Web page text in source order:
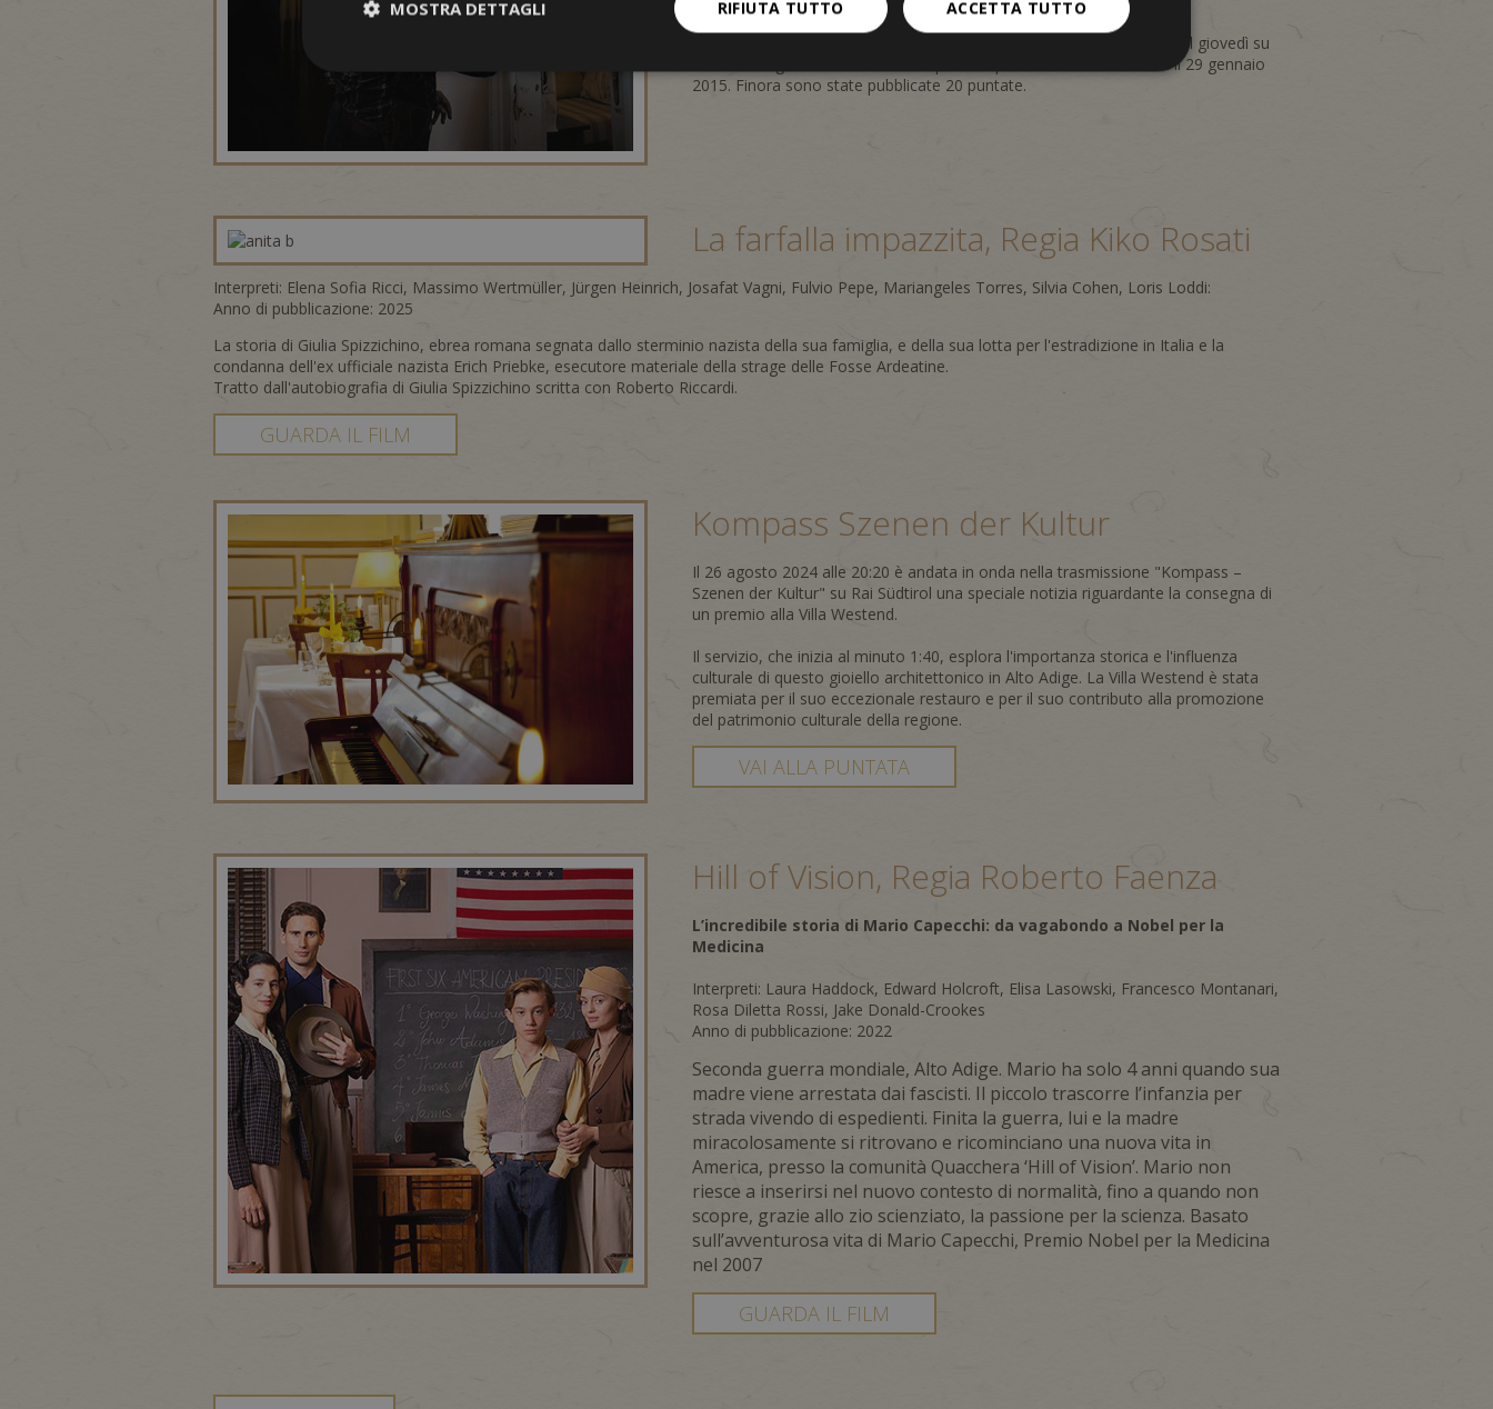
crimine di Bolzano", prodotta nel 2023.
Questa serie è trasmessa in modo irregolare durante il prime time del giovedì su
"Donnerstag-Krimi im Ersten". La puntata pilota è stata trasmessa il 29 gennaio
2015. Finora sono state pubblicate 20 puntate.
La farfalla impazzita, Regia Kiko Rosati
Interpreti: Elena Sofia Ricci, Massimo Wertmüller, Jürgen Heinrich, Josafat Vagni, Fulvio Pepe, Mariangeles Torres, Silvia Cohen, Loris Loddi:
Anno di pubblicazione: 2025
La storia di Giulia Spizzichino, ebrea romana segnata dallo sterminio nazista della sua famiglia, e della sua lotta per l'estradizione in Italia e la
condanna dell'ex ufficiale nazista Erich Priebke, esecutore materiale della strage delle Fosse Ardeatine.
Tratto dall'autobiografia di Giulia Spizzichino scritta con Roberto Riccardi.
GUARDA IL FILM
Kompass Szenen der Kultur
Il 26 agosto 2024 alle 20:20 è andata in onda nella trasmissione "Kompass –
Szenen der Kultur" su Rai Südtirol una speciale notizia riguardante la consegna di
un premio alla Villa Westend.
Il servizio, che inizia al minuto 1:40, esplora l'importanza storica e l'influenza
culturale di questo gioiello architettonico in Alto Adige. La Villa Westend è stata
premiata per il suo eccezionale restauro e per il suo contributo alla promozione
del patrimonio culturale della regione.
VAI ALLA PUNTATA
Hill of Vision, Regia Roberto Faenza
L’incredibile storia di Mario Capecchi: da vagabondo a Nobel per la
Medicina
Interpreti: Laura Haddock, Edward Holcroft, Elisa Lasowski, Francesco Montanari,
Rosa Diletta Rossi, Jake Donald-Crookes
Anno di pubblicazione: 2022
Seconda guerra mondiale, Alto Adige. Mario ha solo 4 anni quando sua
madre viene arrestata dai fascisti. Il piccolo trascorre l’infanzia per
strada vivendo di espedienti. Finita la guerra, lui e la madre
miracolosamente si ritrovano e ricominciano una nuova vita in
America, presso la comunità Quacchera ‘Hill of Vision’. Mario non
riesce a inserirsi nel nuovo contesto di normalità, fino a quando non
scopre, grazie allo zio scienziato, la passione per la scienza. Basato
sull’avventurosa vita di Mario Capecchi, Premio Nobel per la Medicina
nel 2007
GUARDA IL FILM
ACCETTA TUTTO
RIFIUTA TUTTO
MOSTRA DETTAGLI